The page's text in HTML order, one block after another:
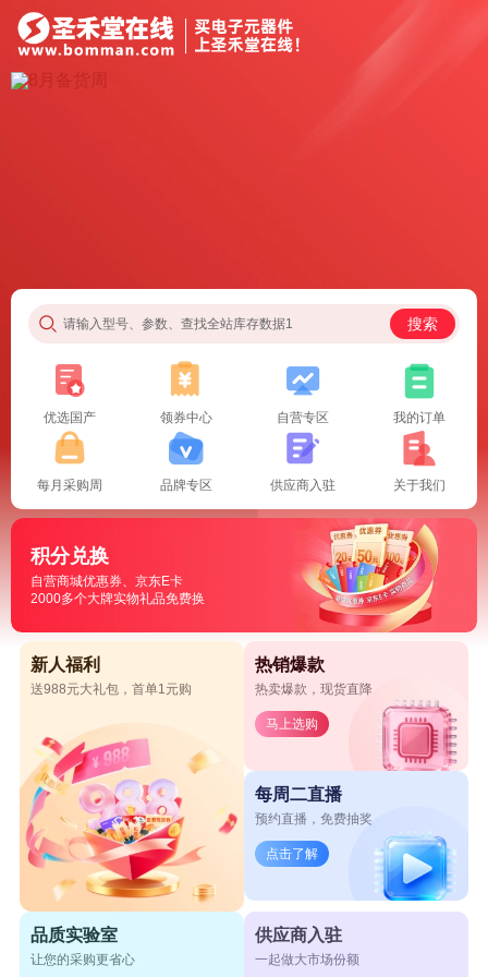
请输入型号、参数、查找全站库存数据1 搜索
优选国产 领券中心 自营专区 我的订单
每月采购周 品牌专区 供应商入驻 关于我们
积分兑换
自营商城优惠券、京东E卡
2000多个大牌实物礼品免费换
新人福利
送988元大礼包，首单1元购
热销爆款
热卖爆款，现货直降
马上选购
每周二直播
预约直播，免费抽奖
点击了解
品质实验室
让您的采购更省心
供应商入驻
一起做大市场份额